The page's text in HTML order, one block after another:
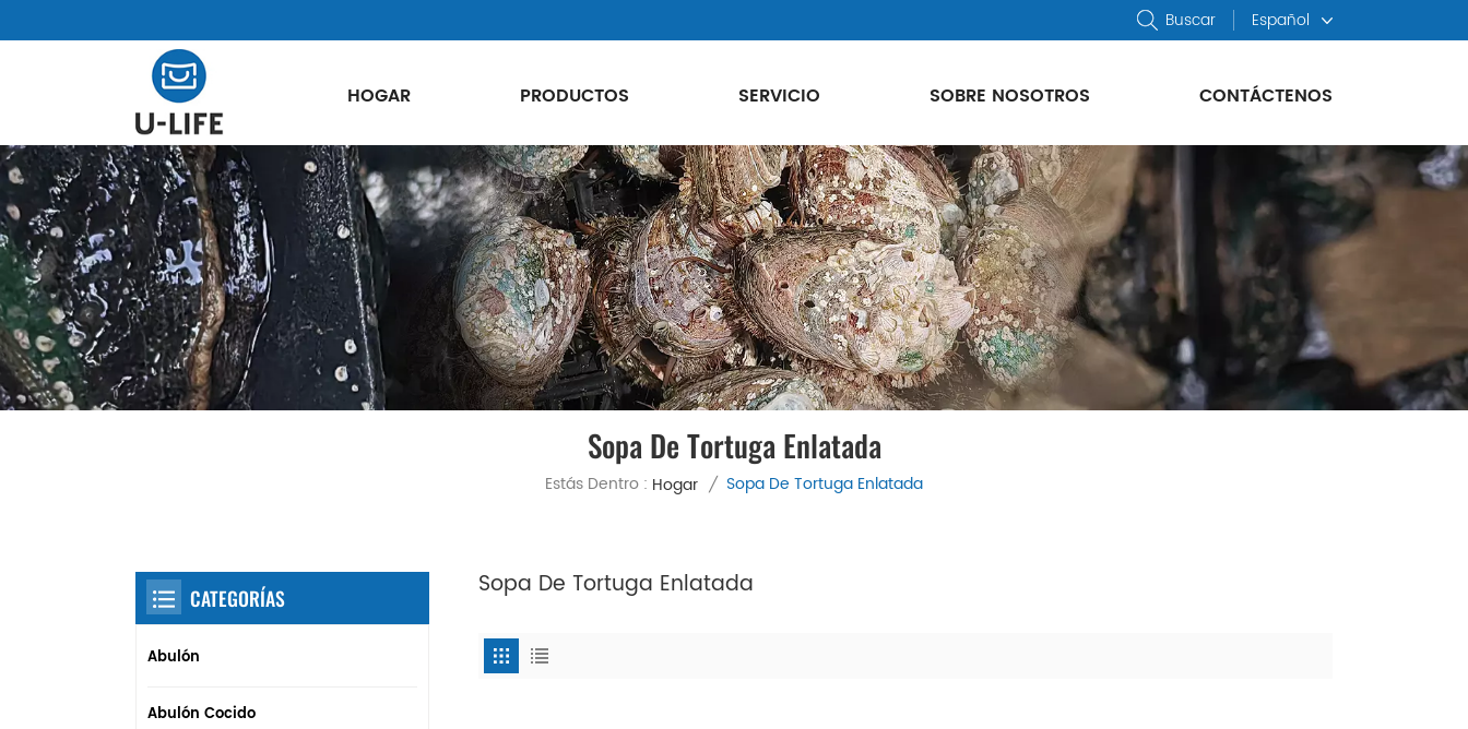
Español
Buscar
HOGAR PRODUCTOS SERVICIO SOBRE NOSOTROS CONTÁCTENOS
Sopa De Tortuga Enlatada
Estás Dentro : Hogar / Sopa De Tortuga Enlatada
Sopa De Tortuga Enlatada
CATEGORÍAS
Abulón
Abulón Cocido